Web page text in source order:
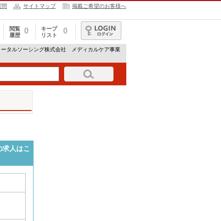
問 サイトマップ 掲載ご希望のお客様へ
閲覧
履歴
0
キープ
リスト
0
ログイン
タルソーシング株式会社 メディカルケア事業
人はこ